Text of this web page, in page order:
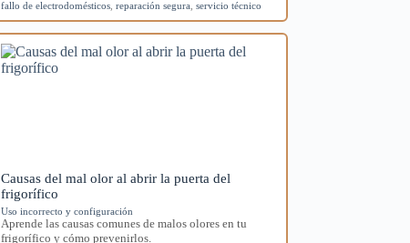
fallo de electrodomésticos ,reparación segura ,servicio técnico
Causas del mal olor al abrir la puerta del
frigorífico
Uso incorrecto y configuración
Aprende las causas comunes de malos olores en tu
frigorífico y cómo prevenirlos.